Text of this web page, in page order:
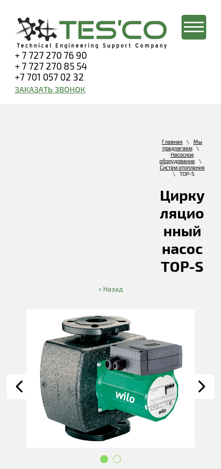
+ 7 727 270 76 90
+ 7 727 270 85 54
+7 701 057 02 32
ЗАКАЗАТЬ ЗВОНОК
Главная \ Мы
предлагаем\
Насосное
оборудование \
Систем отопления
\ TOP-S
Цирку
ляцио
нный
насос
TOP-S
< Назад